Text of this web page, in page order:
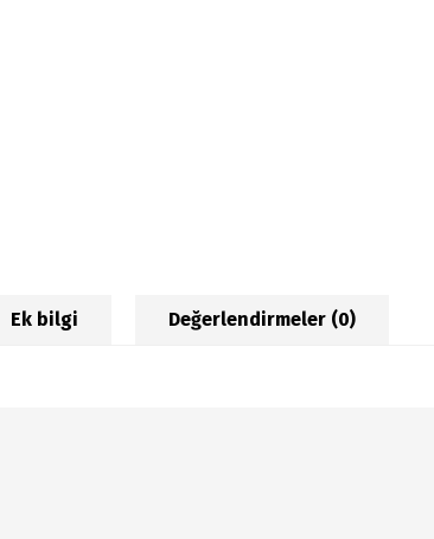
Ek bilgi Değerlendirmeler (0)